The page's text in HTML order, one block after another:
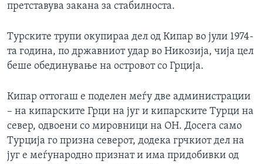
претставува закана за стабилноста.
Турските трупи окупираа дел од Кипар во јули 1974-
та година, по државниот удар во Никозија, чија цел
беше обединување на островот со Грција.
Кипар оттогаш е поделен меѓу две администрации
– на кипарските Грци на југ и кипарските Турци на
север, одвоени со мировници на ОН. Досега само
Турција го призна северот, додека грчкиот дел на
југ е меѓународно признат и има придобивки од